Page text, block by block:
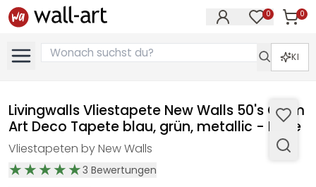
0 0
KI
Livingwalls Vliestapete New Walls 50's Glam
Art Deco Tapete blau, grün, metallic - Rolle
Vliestapeten by New Walls
3 Bewertungen